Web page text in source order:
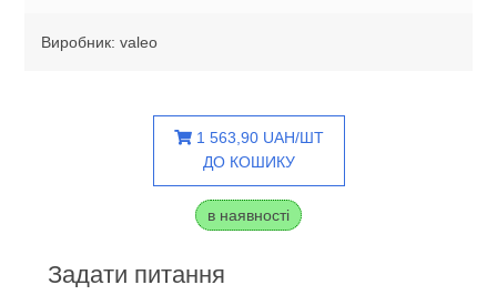
Виробник: valeo
1 563,90 UAH/ШТ
ДО КОШИКУ
в наявності
Задати питання